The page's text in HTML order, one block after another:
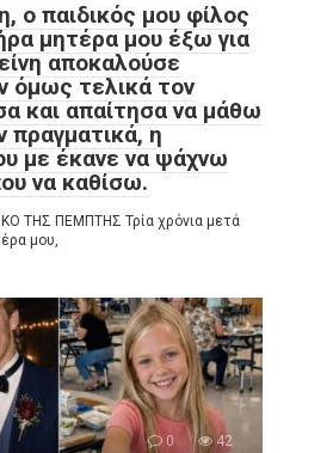
ο παιδικός μου φίλος
μητέρα μου έξω για
αποκαλούσε
όμως τελικά τον
και απαίτησα να μάθω
πραγματικά, η
με έκανε να ψάχνω
να καθίσω.
ΤΗΣ ΠΕΜΠΤΗΣ Τρία χρόνια μετά
μου,
0 42